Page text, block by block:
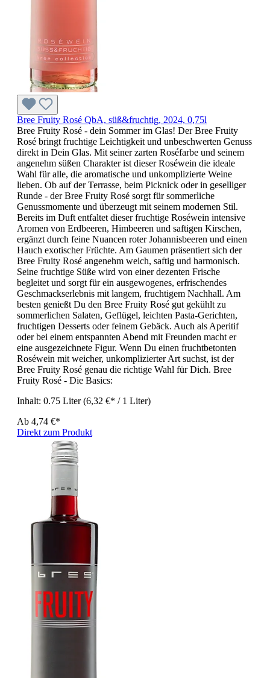
Bree Fruity Rosé QbA, süß&fruchtig, 2024, 0,75l
Bree Fruity Rosé - dein Sommer im Glas! Der Bree Fruity
Rosé bringt fruchtige Leichtigkeit und unbeschwerten Genuss
direkt in Dein Glas. Mit seiner zarten Roséfarbe und seinem
angenehm süßen Charakter ist dieser Roséwein die ideale
Wahl für alle, die aromatische und unkomplizierte Weine
lieben. Ob auf der Terrasse, beim Picknick oder in geselliger
Runde - der Bree Fruity Rosé sorgt für sommerliche
Genussmomente und überzeugt mit seinem modernen Stil.
Bereits im Duft entfaltet dieser fruchtige Roséwein intensive
Aromen von Erdbeeren, Himbeeren und saftigen Kirschen,
ergänzt durch feine Nuancen roter Johannisbeeren und einen
Hauch exotischer Früchte. Am Gaumen präsentiert sich der
Bree Fruity Rosé angenehm weich, saftig und harmonisch.
Seine fruchtige Süße wird von einer dezenten Frische
begleitet und sorgt für ein ausgewogenes, erfrischendes
Geschmackserlebnis mit langem, fruchtigem Nachhall. Am
besten genießt Du den Bree Fruity Rosé gut gekühlt zu
sommerlichen Salaten, Geflügel, leichten Pasta-Gerichten,
fruchtigen Desserts oder feinem Gebäck. Auch als Aperitif
oder bei einem entspannten Abend mit Freunden macht er
eine ausgezeichnete Figur. Wenn Du einen fruchtbetonten
Roséwein mit weicher, unkomplizierter Art suchst, ist der
Bree Fruity Rosé genau die richtige Wahl für Dich. Bree
Fruity Rosé - Die Basics:
Inhalt: 0.75 Liter(6,32 €* / 1 Liter)
Ab 4,74 €*
Direkt zum Produkt